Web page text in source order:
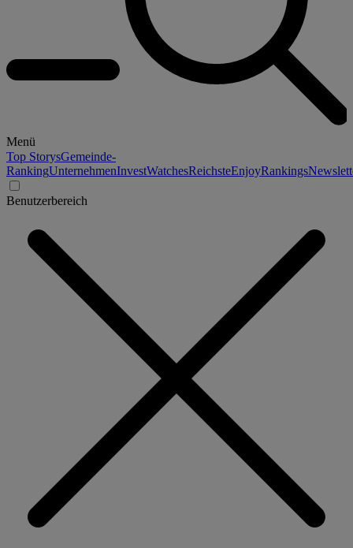
Menü
Top StorysGemeinde-
RankingUnternehmenInvestWatchesReichsteEnjoyRankings
Benutzerbereich